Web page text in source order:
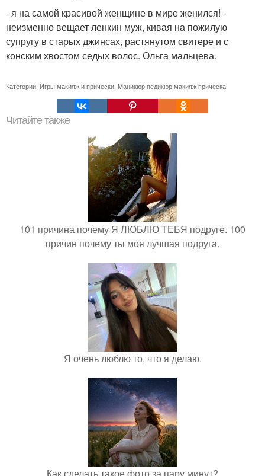
- я на самой красивой женщине в мире женился! -
неизменно вещает ленкин муж, кивая на пожилую
супругу в старых джинсах, растянутом свитере и с
конским хвостом седых волос. Ольга мальцева.
Категории: Игры макияж и прически Маникюр педикюр макияж прическа
Читайте также
101 причина почему Я ЛЮБЛЮ ТЕБЯ подруге. 100
причин почему ты моя лучшая подруга.
Я очень люблю то, что я делаю.